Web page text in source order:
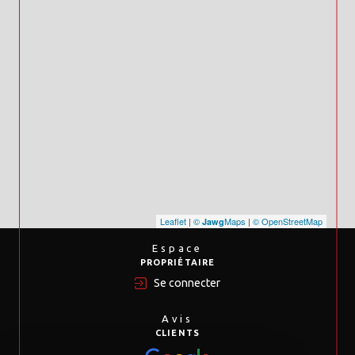
Leaflet | © JawgMaps | © OpenStreetMap
Espace
PROPRIÉTAIRE
Se connecter
Avis
CLIENTS